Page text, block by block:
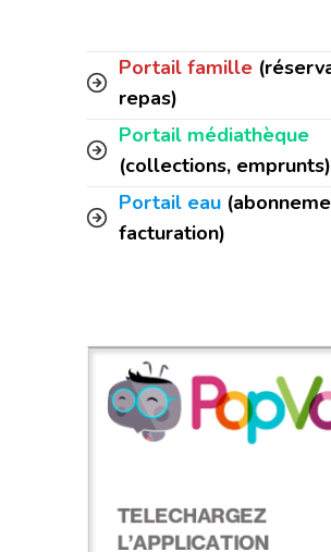
Portail famille
repas)
Portail médiathèque
(collections, emprunts)
Portail eau
facturation)